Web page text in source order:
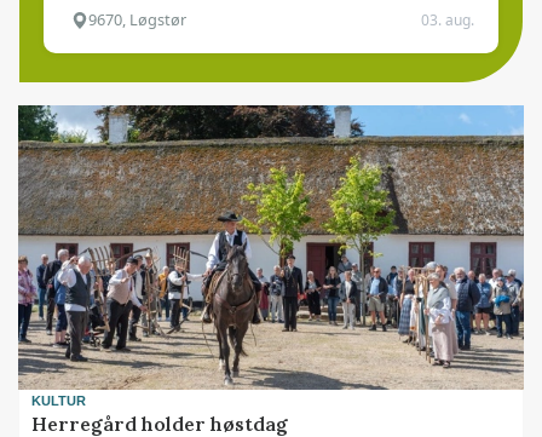
9670, Løgstør 03. aug.
KULTUR
Herregård holder høstdag